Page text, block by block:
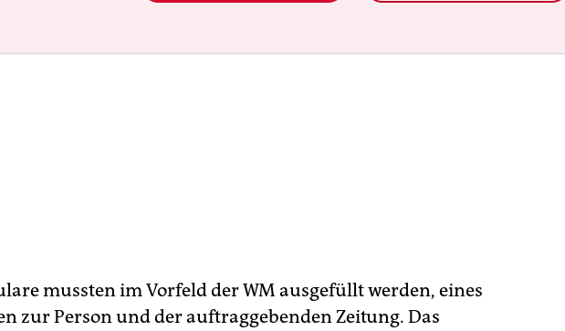
mussten im Vorfeld der WM ausgefüllt werden, eines
zur Person und der auftraggebenden Zeitung. Das